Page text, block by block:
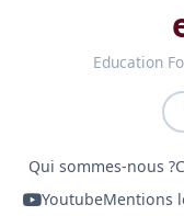
Education
Qui sommes-nous ?
YoutubeMentions